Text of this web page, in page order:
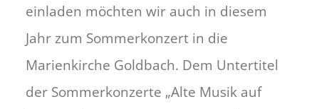
einladen möchten wir auch in diesem
Jahr zum Sommerkonzert in die
Marienkirche Goldbach. Dem Untertitel
der Sommerkonzerte „Alte Musik auf